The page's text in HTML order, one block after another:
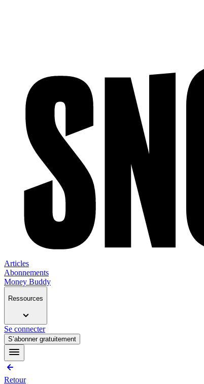
Articles
Abonnements
Money Buddy
Ressources
Se connecter
S’abonner gratuitement
Retour